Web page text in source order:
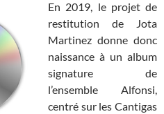
En 2019, le projet de
restitution de Jota
Martinez donne donc
naissance à un album
signature de
l’ensemble Alfonsi,
centré sur les Cantigas